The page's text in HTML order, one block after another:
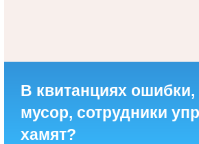
В квитанциях
мусор, сотрудники
хамят?